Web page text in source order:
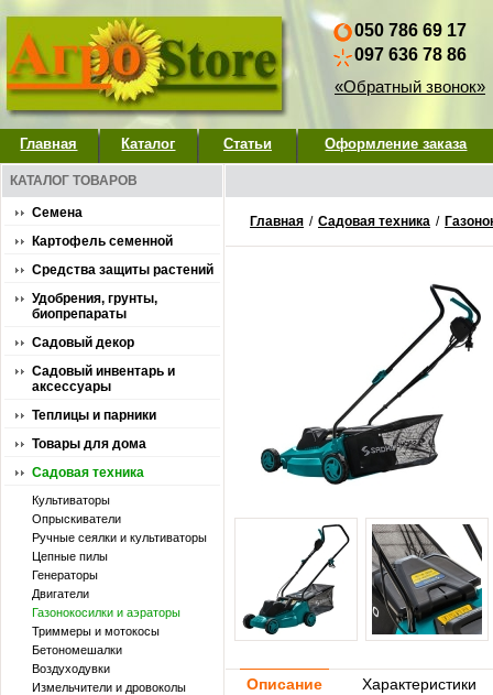
050 786 69 17
097 636 78 86
«Обратный звонок»
Главная Каталог Статьи Оформление заказа
КАТАЛОГ ТОВАРОВ
Семена
Картофель семенной
Средства защиты растений
Удобрения, грунты,
биопрепараты
Садовый декор
Садовый инвентарь и
аксессуары
Теплицы и парники
Товары для дома
Садовая техника
Культиваторы
Опрыскиватели
Ручные сеялки и культиваторы
Цепные пилы
Генераторы
Двигатели
Газонокосилки и аэраторы
Триммеры и мотокосы
Бетономешалки
Воздуходувки
Измельчители и дровоколы
Главная / Садовая техника /
Описание Характеристики